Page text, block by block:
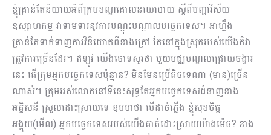
ខ្ញុំគ្រាន់តែនិយាយអំពីក្របខណ្ឌគោលនយោបាយ ស្ដីពីបញ្ហាវិស័យ
ឧស្សាហកម្ម វាទាមទារនូវការបណ្ដុះបណ្ដាលបច្ចេកទេស។ អាហ្នឹង
គ្រាន់តែទាក់ទាញការវិនិយោគពីខាងក្រៅ តែនៅក្នុងស្រុករបស់យើងក៏វា
ត្រូវការច្រើនដែរ។ ឥឡូវ យើងចោទសួរថា មួយមជ្ឈមណ្ឌលជ្រោយចង្វារ
នេះ តើក្រុមអ្នកបច្ចេកទេសប៉ុន្មាន​? មិនមែនប្រើតិចទេណា (មាន)ច្រើន
ណាស់។ ក្រុមអស់លោកនៅទីនេះសុទ្ធតែអ្នកបច្ចេកទេសជំនាញខាង
អគ្គិសនី ស្រួលដោះស្រាយទេ ឧបមាថា បើដាច់ភ្លើង ខ្ញុំសុខចិត្ត
អង្គុយ(មើល) អ្នកបច្ចេកទេសរបស់យើងគាត់ដោះស្រាយយ៉ាងម៉េច? ខាង